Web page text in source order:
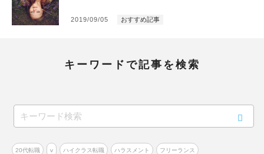
キーワードで記事を検索
20代転職 v ハイクラス転職 ハラスメント フリーランス
2019/09/05 おすすめ記事